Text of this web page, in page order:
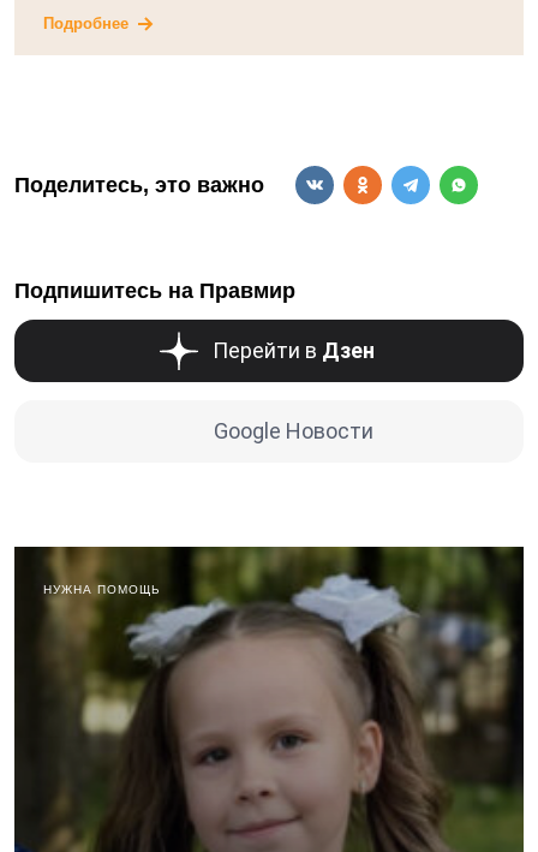
Подробнее
Поделитесь, это важно
Подпишитесь на Правмир
Перейти в Дзен
Google Новости
НУЖНА ПОМОЩЬ